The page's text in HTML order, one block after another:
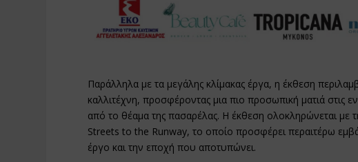
Παράλληλα με τα μεγάλης κλίμακας έργα, η έκθεση
καλλιτέχνη, προσφέροντας μια πιο προσωπική ματιά στις
από το θέαμα της πασαρέλας. Η έκθεση ολοκληρώνεται
Streets to the Runway, το οποίο προσφέρει περαιτέρω
έργο και την εποχή που αποτυπώνει.